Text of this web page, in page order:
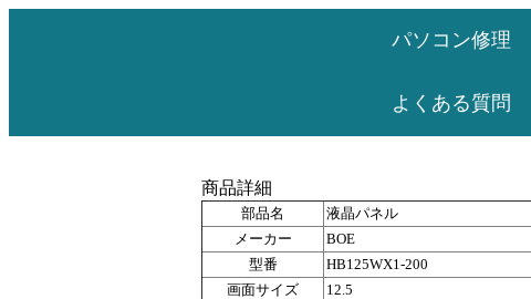
パソコン修理
よくある質問
商品詳細
部品名
液晶パネル
メーカー
BOE
型番
HB125WX1-200
画面サイズ
12.5